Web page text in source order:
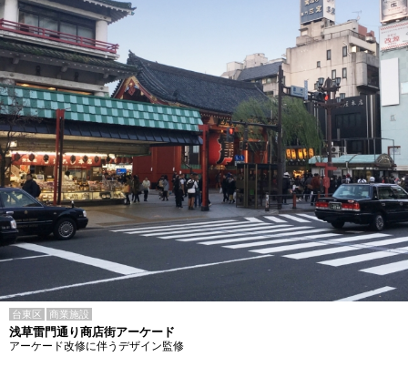
台東区 商業施設
浅草雷門通り商店街アーケード
アーケード改修に伴うデザイン監修